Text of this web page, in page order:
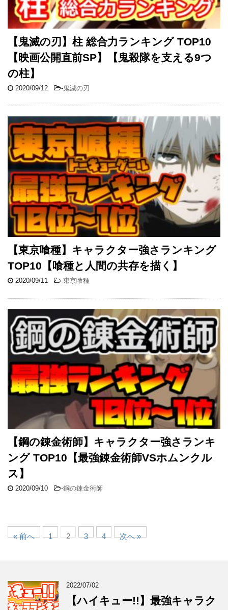
【鬼滅の刃】柱 総合力ランキング TOP10
【映画公開直前SP】【鬼殺隊を支える9つ
の柱】
2020/09/12 -鬼滅の刃
【東京喰種】キャラクター強さランキング
TOP10【喰種と人間の共存を描く】
2020/09/11 -東京喰種
【鋼の錬金術師】キャラクター強さランキ
ング TOP10【最強錬金術師VSホムンクル
ス】
2020/09/10 -鋼の錬金術師
« 前へ 1 2 3 4 次へ »
2022/07/02
【ハイキュー!!】最強キャラク